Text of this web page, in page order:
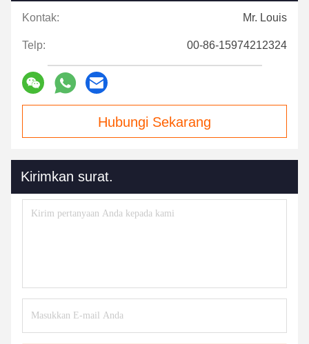
Kontak: Mr. Louis
Telp: 00-86-15974212324
Hubungi Sekarang
Kirimkan surat.